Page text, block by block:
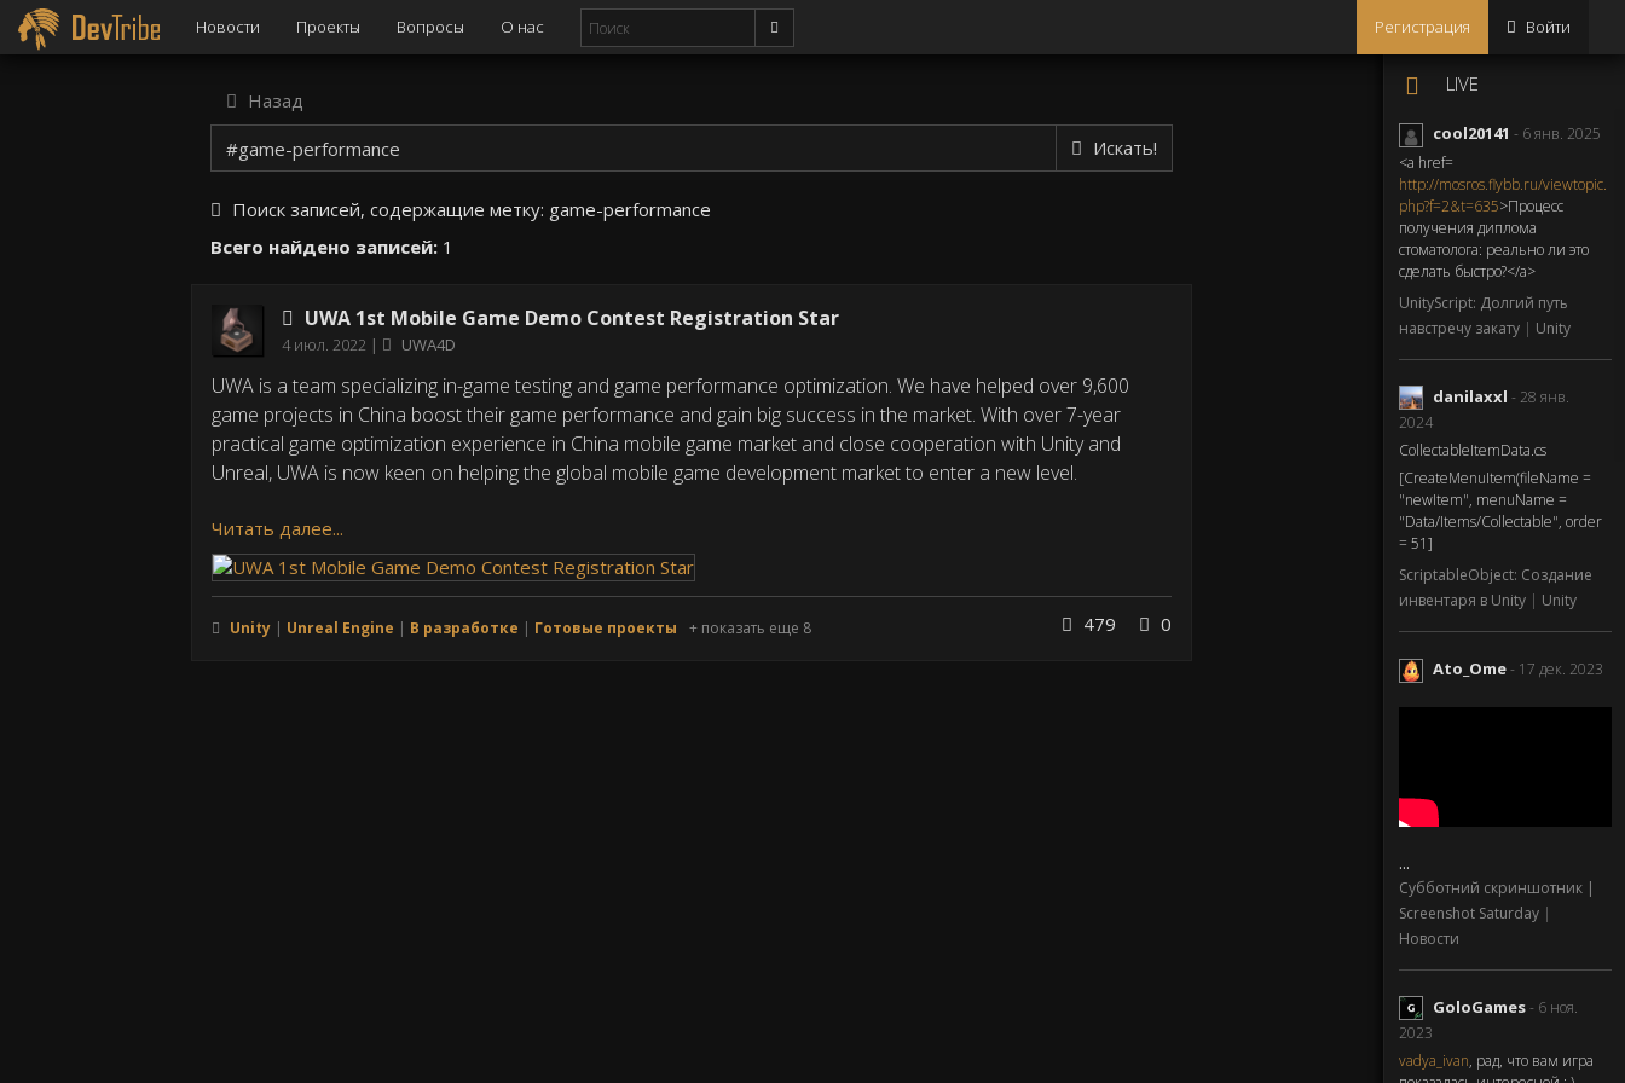
Регистрация Войти
Новости Проекты Вопросы О нас
LIVE
cool20141 - 6 янв. 2025
<a href=
http://mosros.flybb.ru/viewtopic.
php?f=2&t=635>Процесс
получения диплома
стоматолога: реально ли это
сделать быстро?</a>
UnityScript: Долгий путь
навстречу закату | Unity
danilaxxl - 28 янв.
2024
CollectableItemData.cs
[CreateMenuItem(fileName =
"newItem", menuName =
"Data/Items/Collectable", order
= 51]
ScriptableObject: Создание
инвентаря в Unity | Unity
Ato_Ome- 17 дек. 2023
...
Субботний скриншотник |
Screenshot Saturday |
Новости
GoloGames- 6 ноя.
2023
vadya_ivan, рад, что вам игра
Назад
Искать!
Поиск записей, содержащие метку: game-performance
Всего найдено записей: 1
UWA 1st Mobile Game Demo Contest Registration Star
Дата
4 июл. 2022 UWA4D
UWA is a team specializing in-game testing and game performance optimization. We have helped over 9,600
game projects in China boost their game performance and gain big success in the market. With over 7-year
practical game optimization experience in China mobile game market and close cooperation with Unity and
Unreal, UWA is now keen on helping the global mobile game development market to enter a new level.
Читать далее...
Unity Unreal Engine В разработке Готовые проекты + показать еще 8 479 0